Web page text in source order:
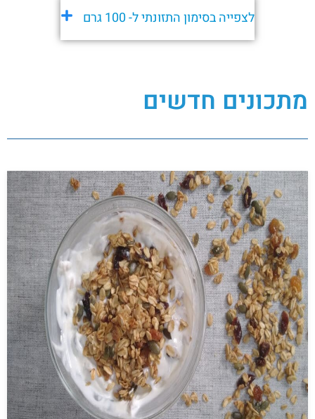
לצפייה בסימון התזונתי ל- 100 גרם
מתכונים חדשים
נובמבר 6, 2022 אין תגובות